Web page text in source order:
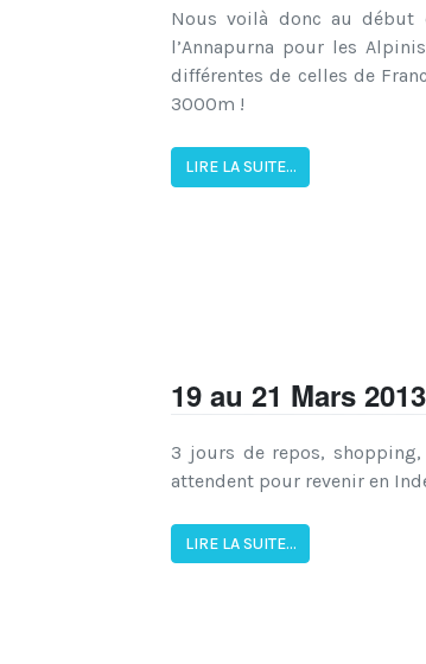
Nous voilà donc au début
l’Annapurna pour les
différentes de celles de
3000m !
LIRE LA SUITE...
19 au 21 Mars
3 jours de repos,
attendent pour revenir en
LIRE LA SUITE...